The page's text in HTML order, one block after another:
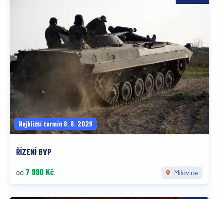
Nejbližší termín 8. 8. 2026
ŘÍZENÍ BVP
od 7 990 Kč Milovice